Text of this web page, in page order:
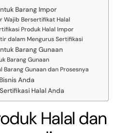
Barang Impor
Wajib Bersertifikat Halal
Produk Halal Impor
dalam Mengurus Sertifikasi
Barang Gunaan
Barang Gunaan
Barang Gunaan dan Prosesnya
Anda
Halal Anda
Halal dan